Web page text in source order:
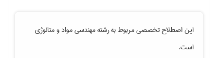
این اصطلاح تخصصی مربوط به رشتهمهندسی مواد و متالوژی
است.